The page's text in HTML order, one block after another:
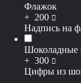
Флажок
+ 200 руб
Надпись на
Шоколадные
+ 300 руб
Цифры из